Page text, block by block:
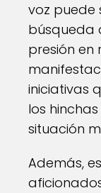
voz puede
búsqueda
presión en
iniciativas
los
situación
Además,